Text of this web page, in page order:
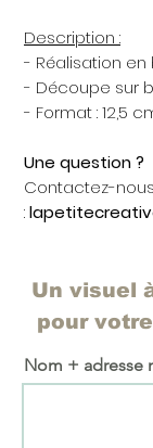
Description :
- Réalisation en
- Découpe sur
- Format : 12,5
Une question ?
Contactez-
:
Un visuel
pour
Nom + adresse